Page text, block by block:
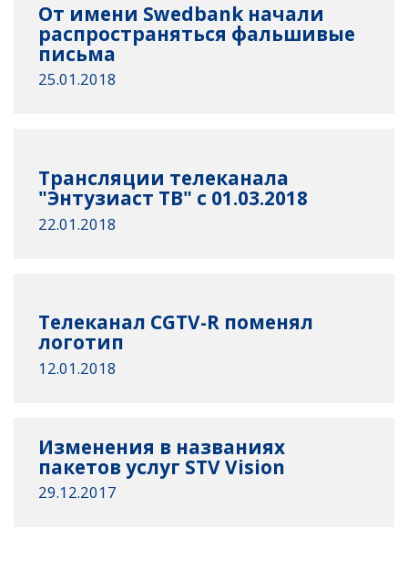
От имени Swedbank начали
распространяться фальшивые
письма
25.01.2018
Трансляции телеканала
"Энтузиаст ТВ" с 01.03.2018
22.01.2018
Телеканал CGTV-R поменял
логотип
12.01.2018
Изменения в названиях
пакетов услуг STV Vision
29.12.2017